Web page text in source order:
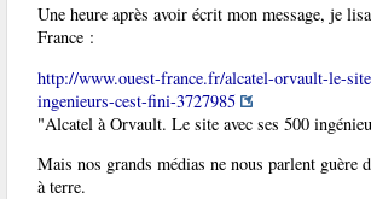
Une heure après avoir écrit mon message, je
France :
http://www.ouest-france.fr/alcatel-orvault-le-
ingenieurs-cest-fini-3727985
"Alcatel à Orvault. Le site avec ses 500
Mais nos grands médias ne nous parlent guère
à terre.